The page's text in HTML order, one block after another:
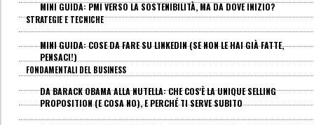
MINI GUIDA: PMI VERSO LA SOSTENIBILITÀ, MA DA DOVE INIZIO?
STRATEGIE E TECNICHE
MINI GUIDA: COSE DA FARE SU LINKEDIN (SE NON LE HAI GIÀ FATTE,
PENSACI!)
FONDAMENTALI DEL BUSINESS
DA BARACK OBAMA ALLA NUTELLA: CHE COS'È LA UNIQUE SELLING
PROPOSITION (E COSA NO), E PERCHÉ TI SERVE SUBITO